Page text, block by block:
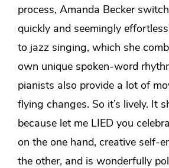
process, Amanda Becker
quickly and seemingly
to jazz singing, which she
own unique spoken-word
pianists also provide a lot of
flying changes. So it’s lively. It
because let me LIED you
on the one hand, creative self-
the other, and is wonderfully